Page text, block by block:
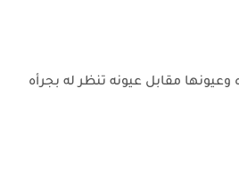
مقابل عيونه تنظر له بجرأه